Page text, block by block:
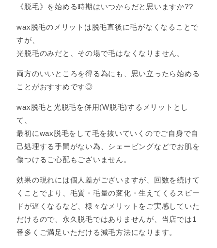
《脱毛》を始める時期はいつからだと思いますか??
wax脱毛のメリットは脱毛直後に毛がなくなることで
すが、
光脱毛のみだと、その場で毛はなくなりません。
両方のいいところを得る為にも、思い立ったら始める
ことがおすすめです◎
wax脱毛と光脱毛を併用(W脱毛)するメリットとし
て、
最初にwax脱毛をして毛を抜いていくのでご自身で自
己処理する手間がない為、シェービングなどでお肌を
傷つけるご心配もございません。
効果の現れには個人差がございますが、回数を続けて
くことでより、毛質・毛量の変化・生えてくるスピー
ドが遅くなるなど、様々なメリットをご実感していた
だけるので、永久脱毛ではありませんが、当店では1
番多くご満足いただける減毛方法になります。